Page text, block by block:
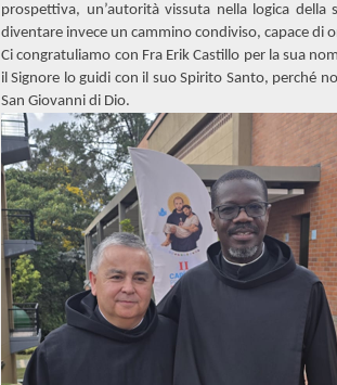
prospettiva, un’autorità vissuta nella logica
diventare invece un cammino condiviso, capace di
Ci congratuliamo con Fra Erik Castillo per la sua
il Signore lo guidi con il suo Spirito Santo, perché
San Giovanni di Dio.